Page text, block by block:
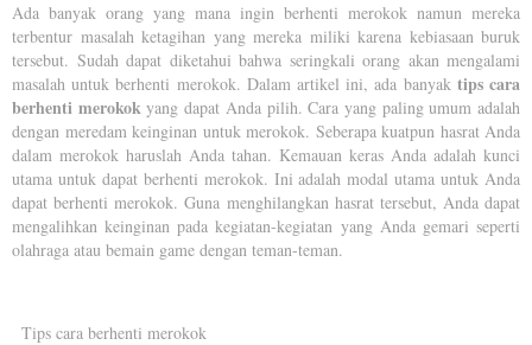
Ada banyak orang yang mana ingin berhenti merokok namun mereka
terbentur masalah ketagihan yang mereka miliki karena kebiasaan buruk
tersebut. Sudah dapat diketahui bahwa seringkali orang akan mengalami
masalah untuk berhenti merokok. Dalam artikel ini, ada banyak tips cara
berhenti merokokyang dapat Anda pilih. Cara yang paling umum adalah
dengan meredam keinginan untuk merokok. Seberapa kuatpun hasrat Anda
dalam merokok haruslah Anda tahan. Kemauan keras Anda adalah kunci
utama untuk dapat berhenti merokok. Ini adalah modal utama untuk Anda
dapat berhenti merokok. Guna menghilangkan hasrat tersebut, Anda dapat
mengalihkan keinginan pada kegiatan-kegiatan yang Anda gemari seperti
olahraga atau bemain game dengan teman-teman.
Tips cara berhenti merokok